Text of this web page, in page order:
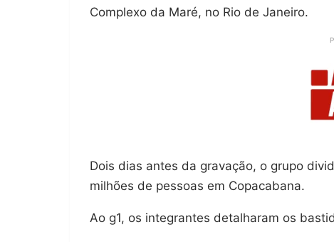
Complexo da Maré, no Rio de Janeiro.
Dois dias antes da gravação, o grupo
milhões de pessoas em Copacabana.
Ao g1, os integrantes detalharam os